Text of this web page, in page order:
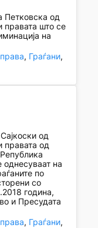
од
правата што се
на
, Граѓани
од
правата од
на
по
со
година,
и Пресудата
, Граѓани